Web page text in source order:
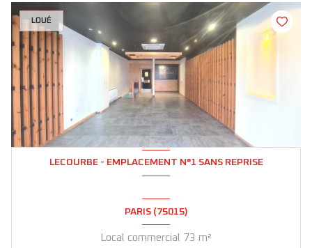
LOUÉ
LECOURBE - EMPLACEMENT N°1 SANS REPRISE
PARIS (75015)
Local commercial 73 m²